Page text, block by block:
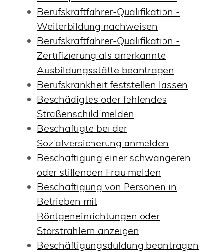
Berufskraftfahrer-Qualifikation -
Weiterbildung nachweisen
Berufskraftfahrer-Qualifikation -
Zertifizierung als anerkannte
Ausbildungsstätte beantragen
Berufskrankheit feststellen lassen
Beschädigtes oder fehlendes
Straßenschild melden
Beschäftigte bei der
Sozialversicherung anmelden
Beschäftigung einer schwangeren
oder stillenden Frau melden
Beschäftigung von Personen in
Betrieben mit
Röntgeneinrichtungen oder
Störstrahlern anzeigen
Beschäftigungsduldung beantragen